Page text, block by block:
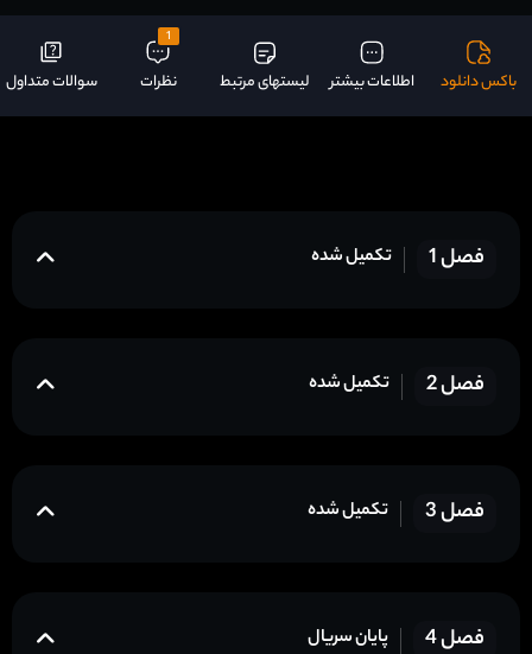
باکس دانلود اطلاعات بیشتر لیستهای مرتبط
1
نظرات سوالات متداول
فصل 1 تکمیل شده
فصل 2 تکمیل شده
فصل 3 تکمیل شده
فصل 4 پایان سریال